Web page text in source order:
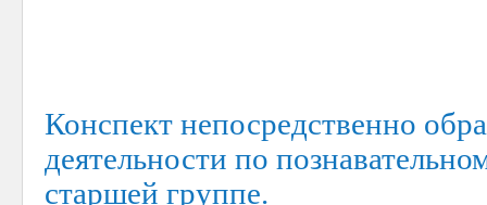
Конспект непосредственно
деятельности по
старшей группе.